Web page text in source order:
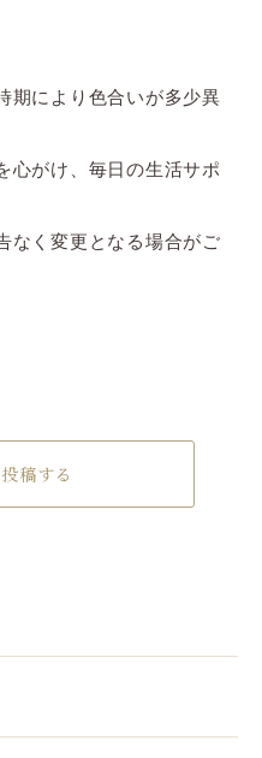
期により色合いが多少異
心がけ、毎日の生活サポ
なく変更となる場合がご
稿する